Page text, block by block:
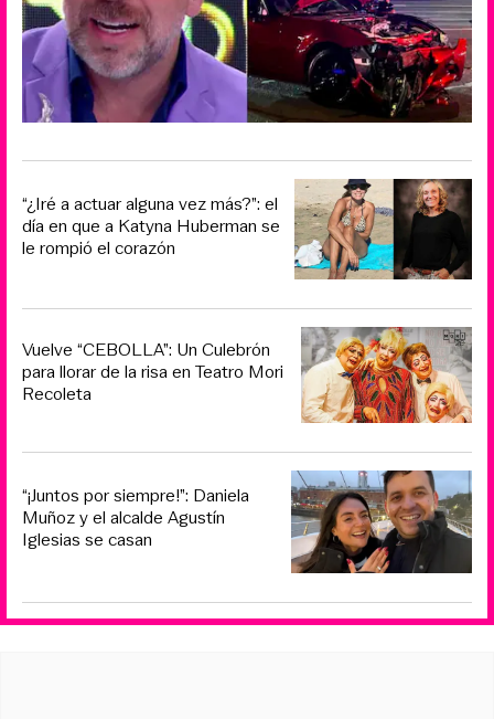
“¿Iré a actuar alguna vez más?”: el
día en que a Katyna Huberman se
le rompió el corazón
Vuelve “CEBOLLA”: Un Culebrón
para llorar de la risa en Teatro Mori
Recoleta
“¡Juntos por siempre!”: Daniela
Muñoz y el alcalde Agustín
Iglesias se casan